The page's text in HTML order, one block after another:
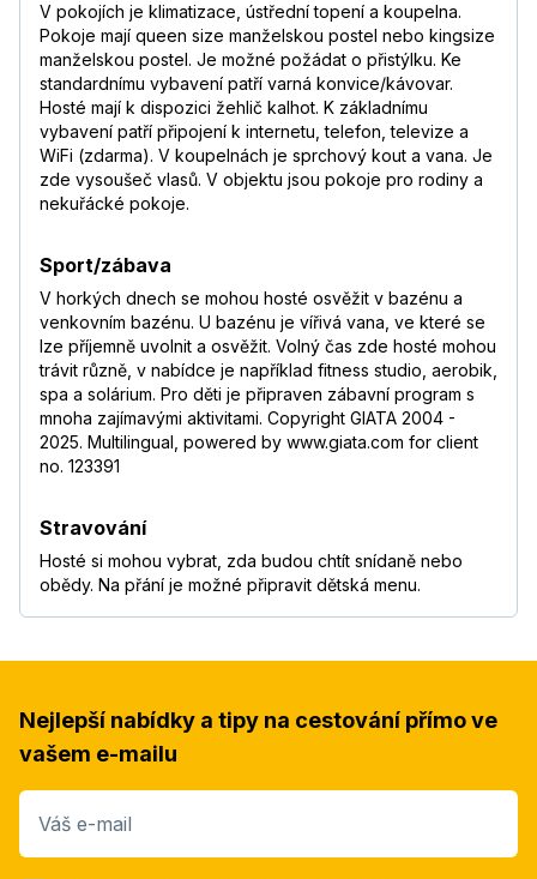
V pokojích je klimatizace, ústřední topení a koupelna.
Pokoje mají queen size manželskou postel nebo kingsize
manželskou postel. Je možné požádat o přistýlku. Ke
standardnímu vybavení patří varná konvice/kávovar.
Hosté mají k dispozici žehlič kalhot. K základnímu
vybavení patří připojení k internetu, telefon, televize a
WiFi (zdarma). V koupelnách je sprchový kout a vana. Je
zde vysoušeč vlasů. V objektu jsou pokoje pro rodiny a
nekuřácké pokoje.
Sport/zábava
V horkých dnech se mohou hosté osvěžit v bazénu a
venkovním bazénu. U bazénu je vířivá vana, ve které se
lze příjemně uvolnit a osvěžit. Volný čas zde hosté mohou
trávit různě, v nabídce je například fitness studio, aerobik,
spa a solárium. Pro děti je připraven zábavní program s
mnoha zajímavými aktivitami. Copyright GIATA 2004 -
2025. Multilingual, powered by www.giata.com for client
no. 123391
Stravování
Hosté si mohou vybrat, zda budou chtít snídaně nebo
obědy. Na přání je možné připravit dětská menu.
Nejlepší nabídky a tipy na cestování přímo ve
vašem e-mailu
Váš e-mail